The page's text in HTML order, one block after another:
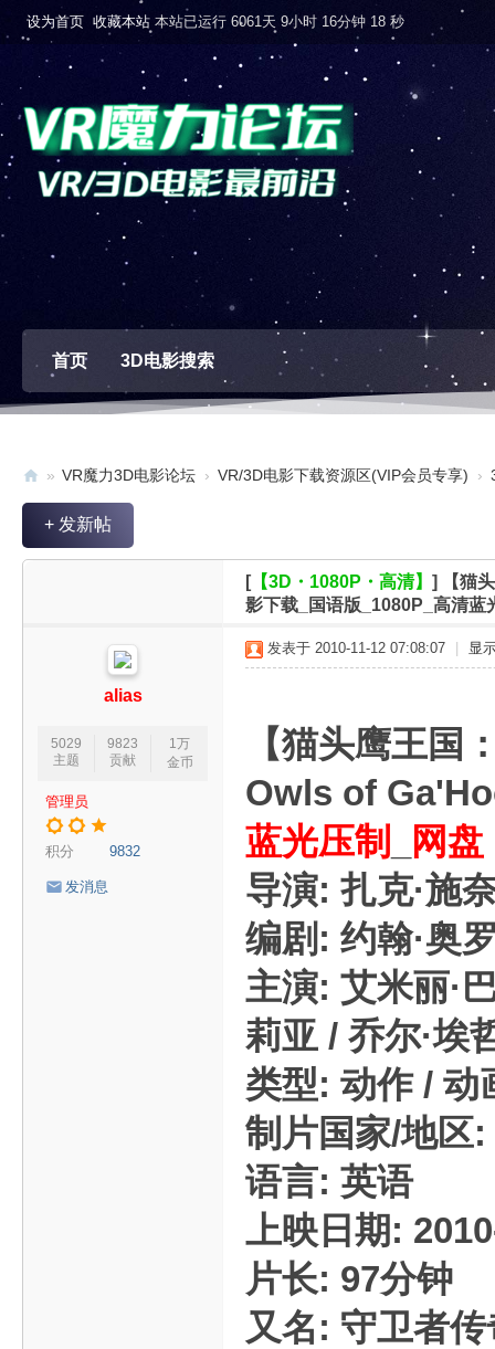
设为首页 收藏本站 本站已运行 6061天 9小时 16分钟 19 秒
首页 3D电影搜索
V
» VR魔力3D电影论坛 › VR/3D电影下载资源区(VIP会员专享) ›
+ 发新帖
[【3D・1080P・高清】 ]
【猫
影下载_国语版_1080P_高清蓝
alias
5029
主题
9823
贡献
1万
金币
管理员
积分 9832
发消息
发表于 2010-11-12 07:08:07 显
【猫头鹰王国
Owls of
蓝光压制
网盘
导演: 扎克·施
编剧: 约翰·奥
主演: 艾米丽·
莉亚 / 乔尔·埃
类型: 动作 / 动
制片国家/地区
语言: 英语
上映日期:
片长: 97分钟
又名: 守卫者